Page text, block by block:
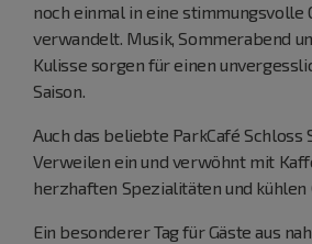
noch einmal in eine stimmungsvolle
verwandelt. Musik, Sommerabend
Kulisse sorgen für einen
Saison.
Auch das beliebte ParkCafé Schloss
Verweilen ein und verwöhnt mit
herzhaften Spezialitäten und kühlen
Ein besonderer Tag für Gäste aus